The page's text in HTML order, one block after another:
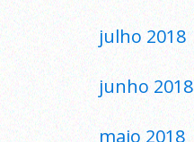
julho 2018
junho 2018
maio 2018